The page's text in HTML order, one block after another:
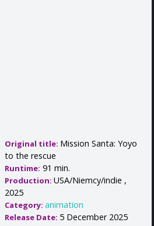
Original title: Mission Santa: Yoyo
to the rescue
Runtime: 91 min.
Production: USA/Niemcy/indie ,
2025
Category: animation
Release Date: 5 December 2025